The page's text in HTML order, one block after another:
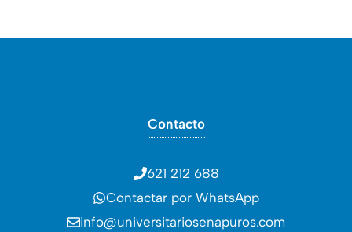
Contacto
621 212 688
Contactar por WhatsApp
info@universitariosenapuros.com